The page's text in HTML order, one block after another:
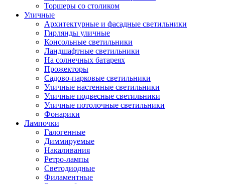
Торшеры со столиком
Уличные
Архитектурные и фасадные светильники
Гирлянды уличные
Консольные светильники
Ландшафтные светильники
На солнечных батареях
Прожекторы
Садово-парковые светильники
Уличные настенные светильники
Уличные подвесные светильники
Уличные потолочные светильники
Фонарики
Лампочки
Галогенные
Диммируемые
Накаливания
Ретро-лампы
Светодиодные
Филаментные